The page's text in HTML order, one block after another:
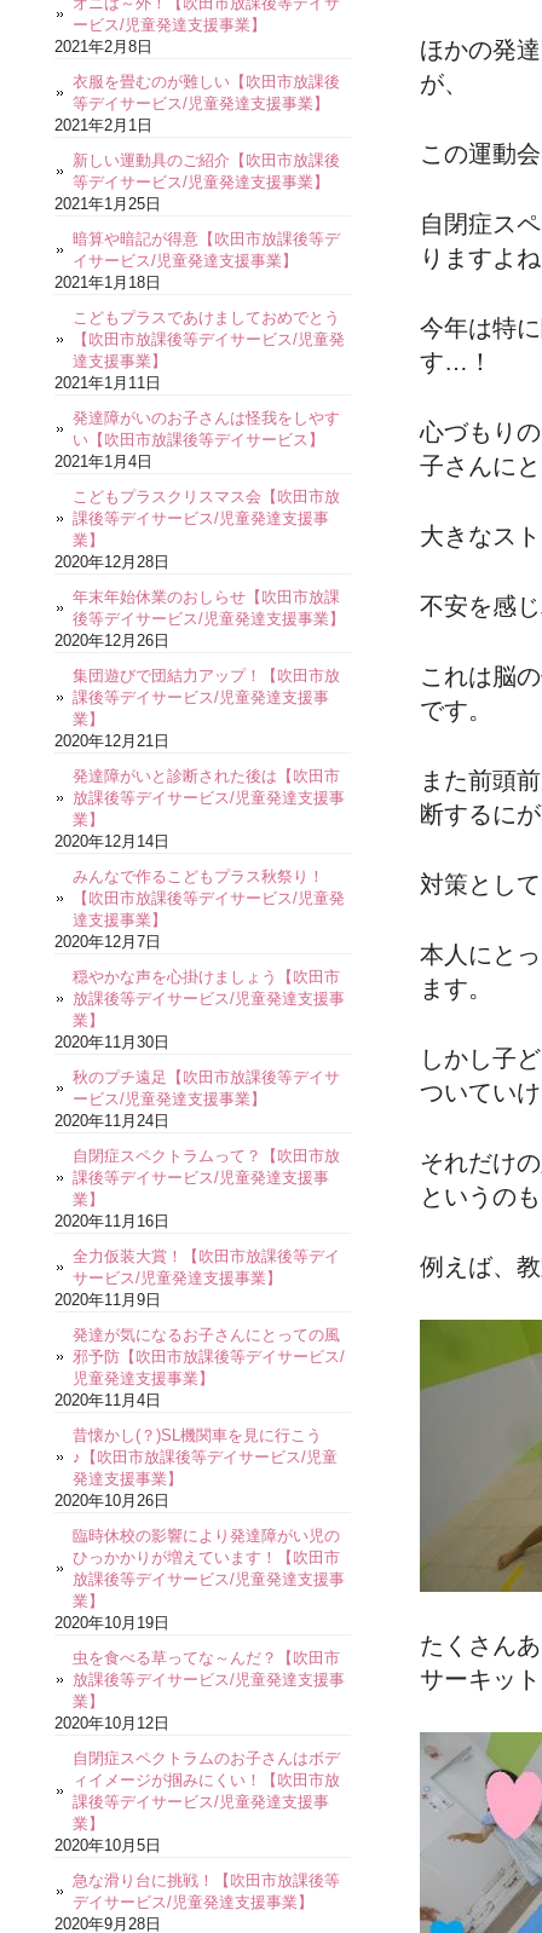
ほかの発
が、
この運動
自閉症ス
りますよ
今年は特
す…！
心づもり
子さんに
大きなス
不安を感
これは脳
です。
また前頭
断するに
対策とし
本人にと
ます。
しかし子
ついてい
それだけ
というの
例えば、
たくさん
サーキッ
ービス/児童発達支援事業】
2021年2月8日
衣服を畳むのが難しい【吹田市放課後
等デイサービス/児童発達支援事業】
2021年2月1日
新しい運動具のご紹介【吹田市放課後
等デイサービス/児童発達支援事業】
2021年1月25日
暗算や暗記が得意【吹田市放課後等デ
イサービス/児童発達支援事業】
2021年1月18日
こどもプラスであけましておめでとう
【吹田市放課後等デイサービス/児童発
達支援事業】
2021年1月11日
発達障がいのお子さんは怪我をしやす
い【吹田市放課後等デイサービス】
2021年1月4日
こどもプラスクリスマス会【吹田市放
課後等デイサービス/児童発達支援事
業】
2020年12月28日
年末年始休業のおしらせ【吹田市放課
後等デイサービス/児童発達支援事業】
2020年12月26日
集団遊びで団結力アップ！【吹田市放
課後等デイサービス/児童発達支援事
業】
2020年12月21日
発達障がいと診断された後は【吹田市
放課後等デイサービス/児童発達支援事
業】
2020年12月14日
みんなで作るこどもプラス秋祭り！
【吹田市放課後等デイサービス/児童発
達支援事業】
2020年12月7日
穏やかな声を心掛けましょう【吹田市
放課後等デイサービス/児童発達支援事
業】
2020年11月30日
秋のプチ遠足【吹田市放課後等デイサ
ービス/児童発達支援事業】
2020年11月24日
自閉症スペクトラムって？【吹田市放
課後等デイサービス/児童発達支援事
業】
2020年11月16日
全力仮装大賞！【吹田市放課後等デイ
サービス/児童発達支援事業】
2020年11月9日
発達が気になるお子さんにとっての風
邪予防【吹田市放課後等デイサービス/
児童発達支援事業】
2020年11月4日
昔懐かし(？)SL機関車を見に行こう
♪【吹田市放課後等デイサービス/児童
発達支援事業】
2020年10月26日
臨時休校の影響により発達障がい児の
ひっかかりが増えています！【吹田市
放課後等デイサービス/児童発達支援事
業】
2020年10月19日
虫を食べる草ってな～んだ？【吹田市
放課後等デイサービス/児童発達支援事
業】
2020年10月12日
自閉症スペクトラムのお子さんはボデ
ィイメージが掴みにくい！【吹田市放
課後等デイサービス/児童発達支援事
業】
2020年10月5日
急な滑り台に挑戦！【吹田市放課後等
デイサービス/児童発達支援事業】
2020年9月28日